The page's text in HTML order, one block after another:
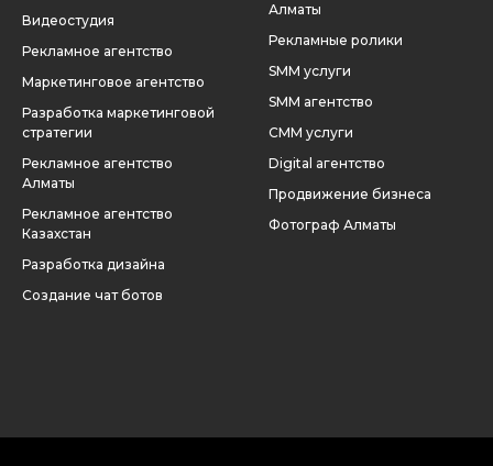
Видеостудия
Рекламное агентство
Маркетинговое агентство
Разработка маркетинговой
стратегии
Рекламное агентство
Алматы
Рекламное агентство
Казахстан
Разработка дизайна
Создание чат ботов
Алматы
Рекламные ролики
SMM услуги
SMM агентство
СММ услуги
Digital агентство
Продвижение бизнеса
Фотограф Алматы